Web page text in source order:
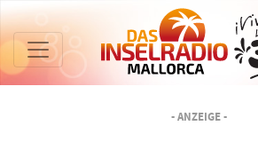
- ANZEIGE -